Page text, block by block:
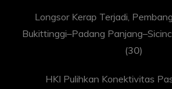
Longsor Kerap Terjadi,
Bukittinggi–Padang
(30)
HKI Pulihkan Konektivitas